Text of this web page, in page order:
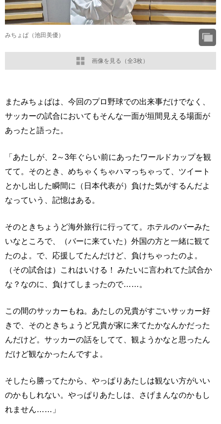
画像を見る（全3枚）
みちょぱ（池田美優）
またみちょぱは、今回のプロ野球での出来事だけでなく、
サッカーの試合においてもそんな一面が垣間見える場面が
あったと語った。
「あたしが、2～3年ぐらい前にあったワールドカップを観
てて。そのとき、めちゃくちゃハマっちゃって、ツイート
とかし出した瞬間に（日本代表が）負けた気がするんだよ
なっていう、記憶はある。
そのときちょうど海外旅行に行ってて。ホテルのバーみた
いなところで、（バーに来ていた）外国の方と一緒に観て
たのよ。で、応援してたんだけど、負けちゃったのよ。
（その試合は）これはいける！ みたいに言われてた試合か
な？なのに、負けてしまったので……。
この間のサッカーもね。あたしの兄貴がすごいサッカー好
きで、そのときちょうど兄貴が家に来てたかなんかだった
んだけど。サッカーの話をしてて、観ようかなと思ったん
だけど観なかったんですよ。
そしたら勝ってたから、やっぱりあたしは観ない方がいい
のかもしれない。やっぱりあたしは、さげまんなのかもし
れません……」